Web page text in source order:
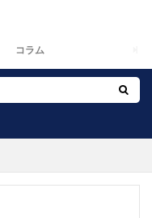
コラム